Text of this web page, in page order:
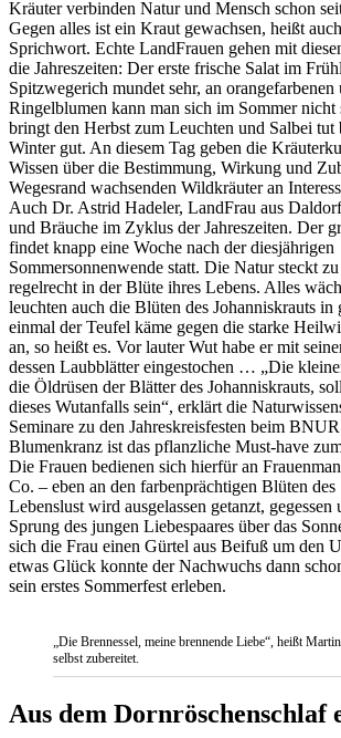
Kräuter verbinden Natur und Mensch schon
Gegen alles ist ein Kraut gewachsen, heißt
Sprichwort. Echte LandFrauen gehen mit
die Jahreszeiten: Der erste frische Salat im
Spitzwegerich mundet sehr, an orangefarbenen
Ringelblumen kann man sich im Sommer nicht
bringt den Herbst zum Leuchten und Salbei
Winter gut. An diesem Tag geben die
Wissen über die Bestimmung, Wirkung und
Wegesrand wachsenden Wildkräuter an
Auch Dr. Astrid Hadeler, LandFrau aus
und Bräuche im Zyklus der Jahreszeiten. Der
findet knapp eine Woche nach der diesjährigen
Sommersonnenwende statt. Die Natur steckt
regelrecht in der Blüte ihres Lebens. Alles
leuchten auch die Blüten des Johanniskrauts
einmal der Teufel käme gegen die starke
an, so heißt es. Vor lauter Wut habe er mit
dessen Laubblätter eingestochen … „Die
die Öldrüsen der Blätter des Johanniskrauts,
dieses Wutanfalls sein“, erklärt die
Seminare zu den Jahreskreisfesten beim
Blumenkranz ist das pflanzliche Must-have
Die Frauen bedienen sich hierfür an
Co. – eben an den farbenprächtigen Blüten
Lebenslust wird ausgelassen getanzt,
Sprung des jungen Liebespaares über das
sich die Frau einen Gürtel aus Beifuß um den
etwas Glück konnte der Nachwuchs dann
sein erstes Sommerfest erleben.
„Die Brennessel, meine brennende Liebe“, heißt
selbst zubereitet.
Aus dem Dornröschenschlaf